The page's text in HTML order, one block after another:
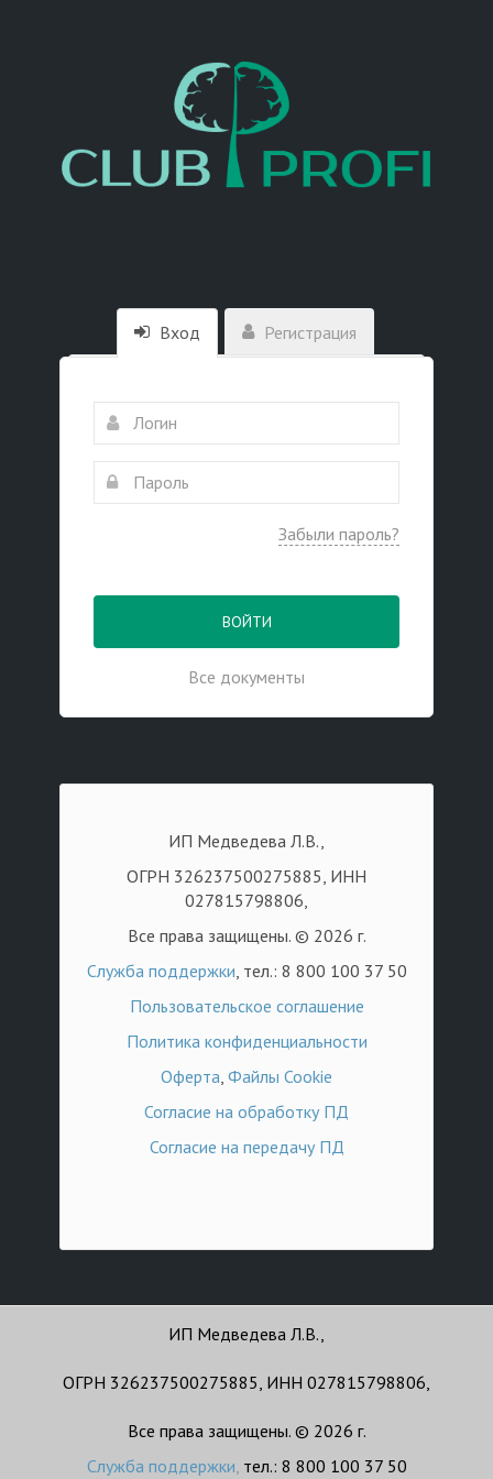
Вход Регистрация
Забыли пароль?
ВОЙТИ
Все документы
ИП Медведева Л.В.,
ОГРН 326237500275885, ИНН
027815798806,
Все права защищены. © 2026 г.
Служба поддержки, тел.: 8 800 100 37 50
Пользовательское соглашение
Политика конфиденциальности
Оферта, Файлы Cookie
Согласие на обработку ПД
Согласие на передачу ПД
ИП Медведева Л.В.,
ОГРН 326237500275885, ИНН 027815798806,
Все права защищены. © 2026 г.
Служба поддержки, тел.: 8 800 100 37 50